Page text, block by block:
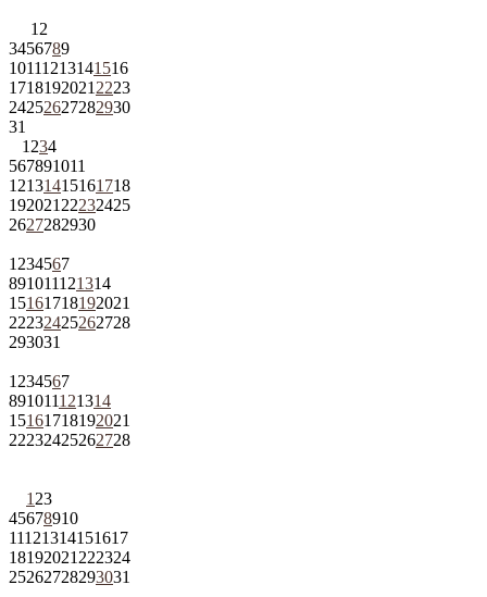
1 2
3456789
10111213141516
1718192021 2223
24252627282930
31
1 234
567891011
12131415161718
192021 22232425
2627282930
1 234567
891011121314
15161718192021
22232425262728
293031
1 234567
891011121314
15161718192021
22232425262728
1 23
45678910
11121314151617
18192021 222324
25262728293031